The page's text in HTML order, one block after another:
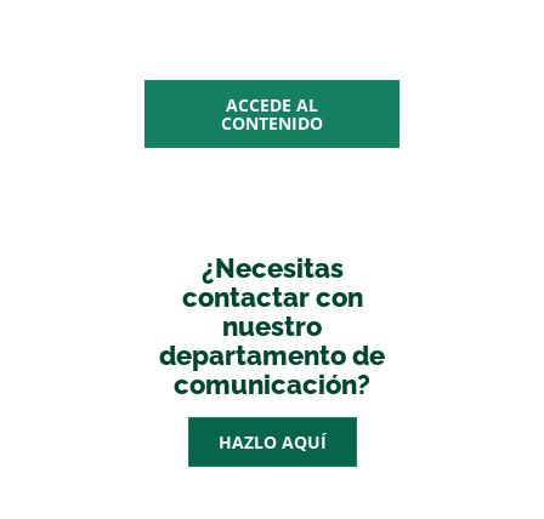
ACCEDE AL
CONTENIDO
¿Necesitas
contactar con
nuestro
departamento de
comunicación?
HAZLO AQUÍ